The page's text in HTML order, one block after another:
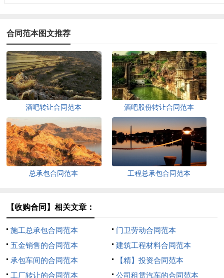
合同范本图文推荐
酒吧转让合同范本 酒吧股份转让合同范本
总承包合同范本 工程总承包合同范本
【收购合同】相关文章：
施工总承包合同范本
门卫劳动合同范本
五金销售的合同范本
建筑工程材料合同范本
承包车间的合同范本
【精】投资合同范本
工厂转让的合同范本
公司租赁汽车的合同范本